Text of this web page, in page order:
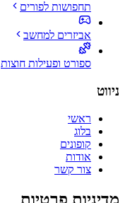
תחפושות לפורים
אביזרים למחשב
ספורט ופעילות חוצות
ניווט
ראשי
בלוג
קופונים
אודות
צור קשר
מדיניות פרטיות